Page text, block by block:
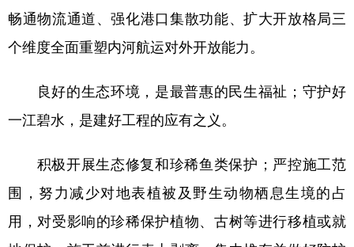
畅通物流通道、强化港口集散功能、扩大开放格局三
个维度全面重塑内河航运对外开放能力。
良好的生态环境，是最普惠的民生福祉；守护好
一江碧水，是建好工程的应有之义。
积极开展生态修复和珍稀鱼类保护；严控施工范
围，努力减少对地表植被及野生动物栖息生境的占
用，对受影响的珍稀保护植物、古树等进行移植或就